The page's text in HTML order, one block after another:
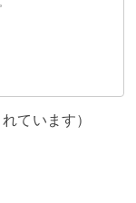
ています）